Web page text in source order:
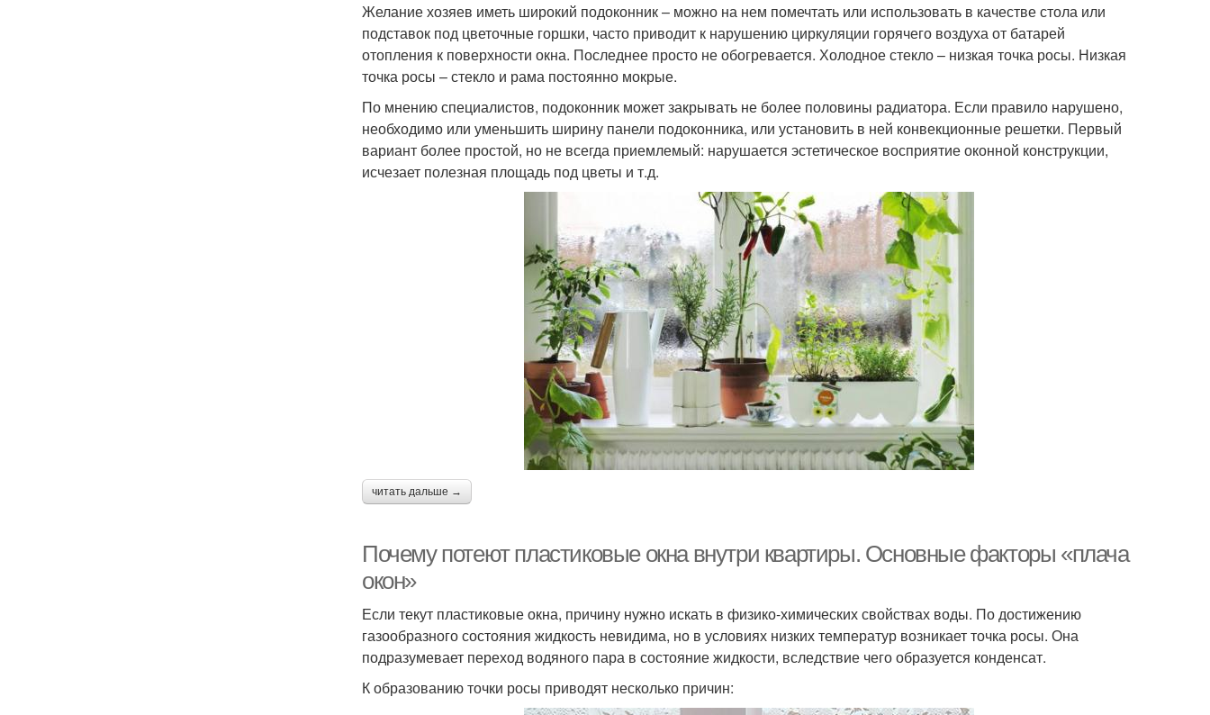
Желание хозяев иметь широкий подоконник – можно на нем помечтать или использовать в качестве стола или
подставок под цветочные горшки, часто приводит к нарушению циркуляции горячего воздуха от батарей
отопления к поверхности окна. Последнее просто не обогревается. Холодное стекло – низкая точка росы. Низкая
точка росы – стекло и рама постоянно мокрые.
По мнению специалистов, подоконник может закрывать не более половины радиатора. Если правило нарушено,
необходимо или уменьшить ширину панели подоконника, или установить в ней конвекционные решетки. Первый
вариант более простой, но не всегда приемлемый: нарушается эстетическое восприятие оконной конструкции,
исчезает полезная площадь под цветы и т.д.
читать дальше →
Почему потеют пластиковые окна внутри квартиры. Основные факторы «плача
окон»
Если текут пластиковые окна, причину нужно искать в физико-химических свойствах воды. По достижению
газообразного состояния жидкость невидима, но в условиях низких температур возникает точка росы. Она
подразумевает переход водяного пара в состояние жидкости, вследствие чего образуется конденсат.
К образованию точки росы приводят несколько причин: